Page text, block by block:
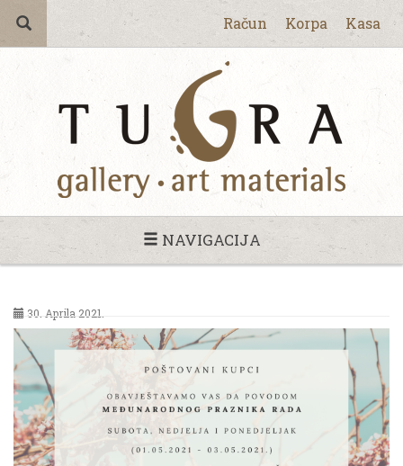
Račun Korpa Kasa
NAVIGACIJA
30. Aprila 2021.